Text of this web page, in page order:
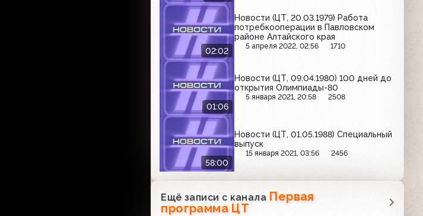
02:02
Новости (ЦТ, 20.03.1979) Работа
потребкооперации в Павловском
районе Алтайского края
5 апреля 2022, 02:56 1710
01:06
Новости (ЦТ, 09.04.1980) 100 дней до
открытия Олимпиады-80
5 января 2021, 20:58 2508
58:00
Новости (ЦТ, 01.05.1988) Специальный
выпуск
15 января 2021, 03:56 2456
Ещё записи с канала Первая
программа ЦТ